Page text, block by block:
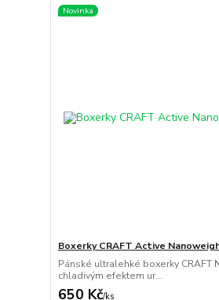
Novinka
Boxerky CRAFT Active
Pánské ultralehké boxerky CRAFT
chladivým efektem ur...
650 Kč/ks